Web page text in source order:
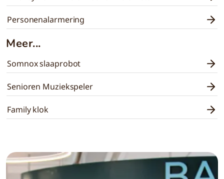
Personenalarmering
Meer...
Somnox slaaprobot
Senioren Muziekspeler
Family klok